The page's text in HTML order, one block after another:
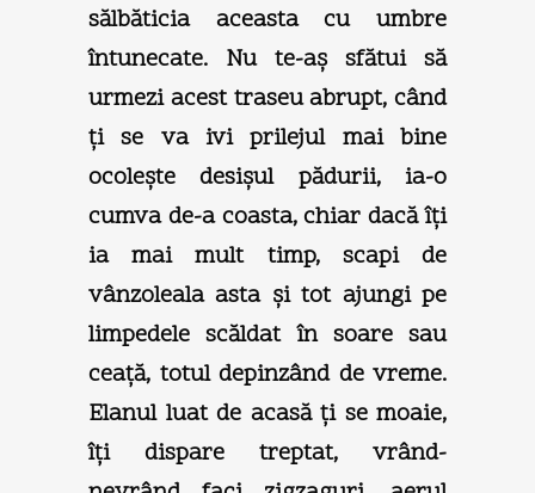
sălbăticia aceasta cu umbre
întunecate. Nu te-aş sfătui să
urmezi acest traseu abrupt, când
ţi se va ivi prilejul mai bine
ocoleşte desişul pădurii, ia-o
cumva de-a coasta, chiar dacă îţi
ia mai mult timp, scapi de
vânzoleala asta şi tot ajungi pe
limpedele scăldat în soare sau
ceaţă, totul depinzând de vreme.
Elanul luat de acasă ţi se moaie,
îţi dispare treptat, vrând-